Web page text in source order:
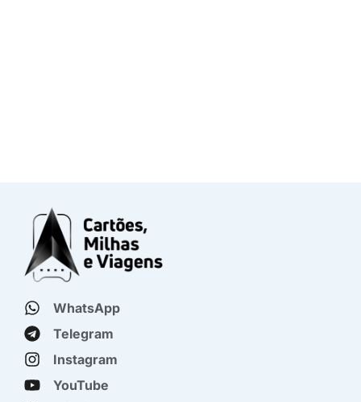
WhatsApp
Telegram
Instagram
YouTube